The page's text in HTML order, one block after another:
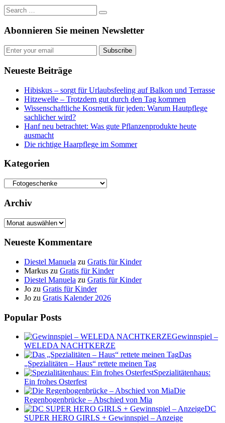
Abonnieren Sie meinen Newsletter
Subscribe
Neueste Beiträge
Hibiskus – sorgt für Urlaubsfeeling auf Balkon und Terrasse
Hitzewelle – Trotzdem gut durch den Tag kommen
Wissenschaftliche Kosmetik für jeden: Warum Hautpflege
sachlicher wird?
Hanf neu betrachtet: Was gute Pflanzenprodukte heute
ausmacht
Die richtige Haarpflege im Sommer
Kategorien
Kategorien
Archiv
Archiv
Neueste Kommentare
Diestel Manuela zu Gratis für Kinder
Markus zu Gratis für Kinder
Diestel Manuela zu Gratis für Kinder
Jo zu Gratis für Kinder
Jo zu Gratis Kalender 2026
Popular Posts
Gewinnspiel –
WELEDA NACHTKERZE
Das
„Spezialitäten – Haus“ rettete meinen Tag
Spezialitätenhaus:
Ein frohes Osterfest
Die
Regenbogenbrücke – Abschied von Mia
DC
SUPER HERO GIRLS + Gewinnspiel – Anzeige